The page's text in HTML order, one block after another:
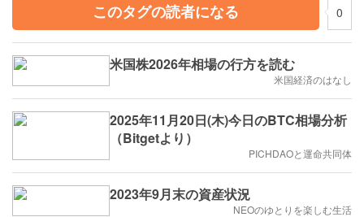
このタグの読者になる
0
米国株2026年相場の行方を読む
米国経済のはなし
2025年11月20日(木)今日のBTC相場分析
（Bitgetより）
PICHDAOと運命共同体
2023年9月末の資産状況
NEOのゆとりを楽しむ生活